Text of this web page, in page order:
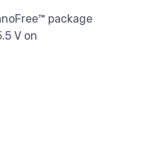
package
V on